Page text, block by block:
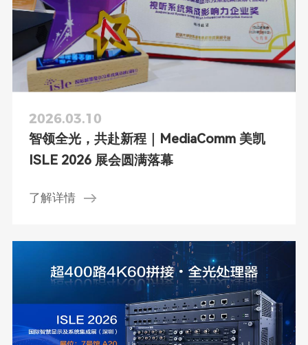
2026.03.10
智领全光，共赴新程｜MediaComm 美凯
ISLE 2026 展会圆满落幕
了解详情